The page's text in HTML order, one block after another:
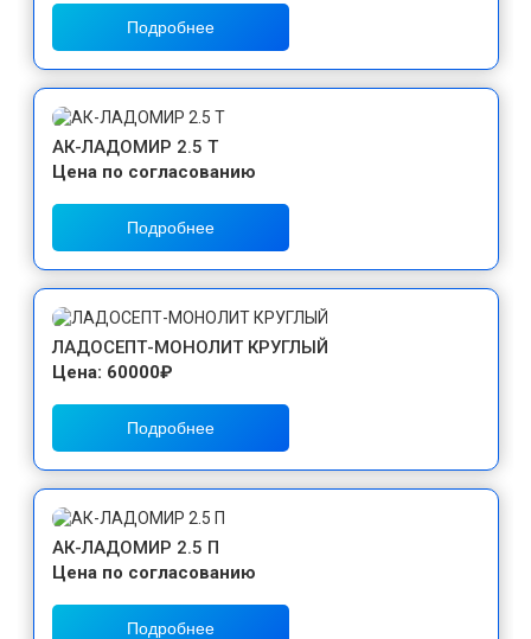
Подробнее
АК-ЛАДОМИР 2.5 Т
Цена по согласованию
Подробнее
ЛАДОСЕПТ-МОНОЛИТ КРУГЛЫЙ
Цена: 60000₽
Подробнее
АК-ЛАДОМИР 2.5 П
Цена по согласованию
Подробнее